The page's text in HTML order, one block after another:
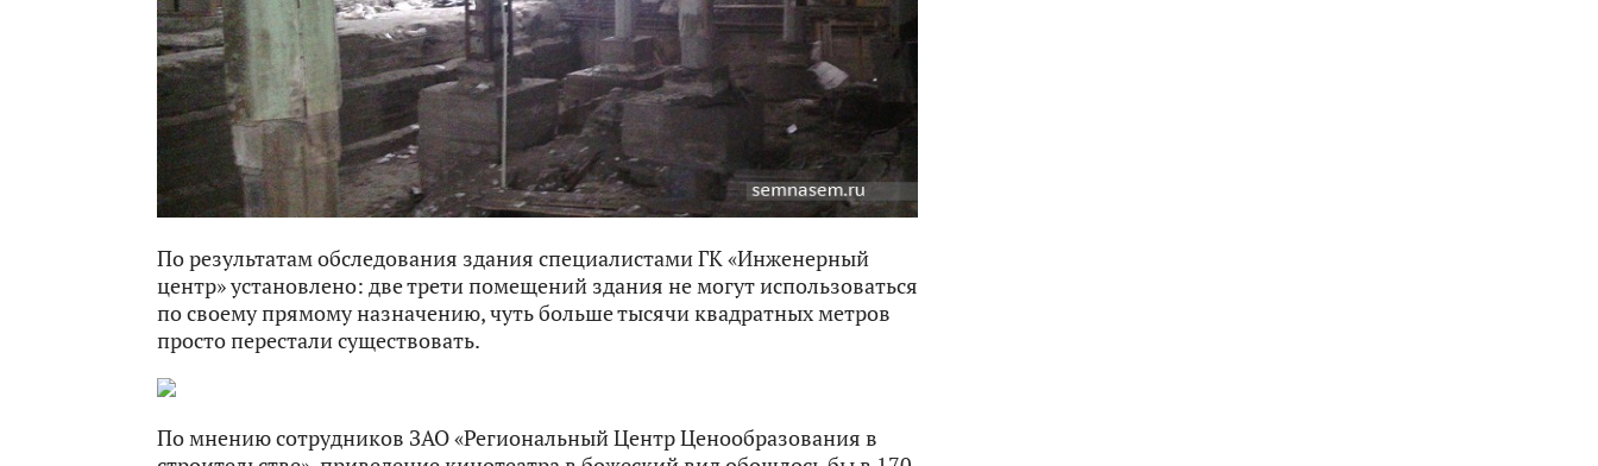
По результатам обследования здания специалистами ГК «Инженерный
центр» установлено: две трети помещений здания не могут использоваться
по своему прямому назначению, чуть больше тысячи квадратных метров
просто перестали существовать.
По мнению сотрудников ЗАО «Региональный Центр Ценообразования в